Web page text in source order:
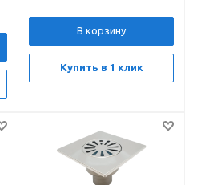
В корзину
Купить в 1 клик